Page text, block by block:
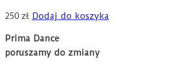
250 zł Dodaj do koszyka
Prima Dance
poruszamy do zmiany